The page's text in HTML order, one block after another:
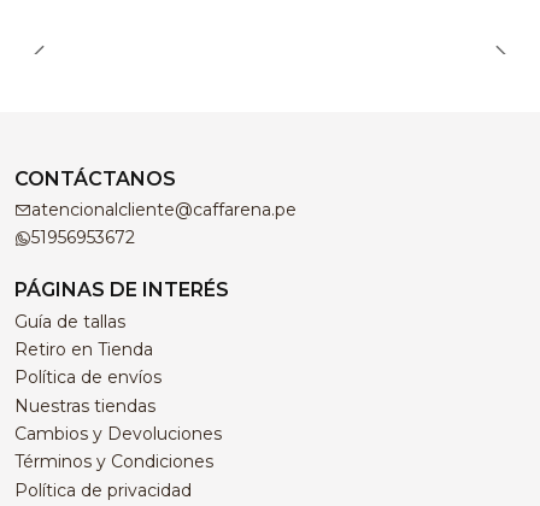
CONTÁCTANOS
atencionalcliente@caffarena.pe
51956953672
PÁGINAS DE INTERÉS
Guía de tallas
Retiro en Tienda
Política de envíos
Nuestras tiendas
Cambios y Devoluciones
Términos y Condiciones
Política de privacidad